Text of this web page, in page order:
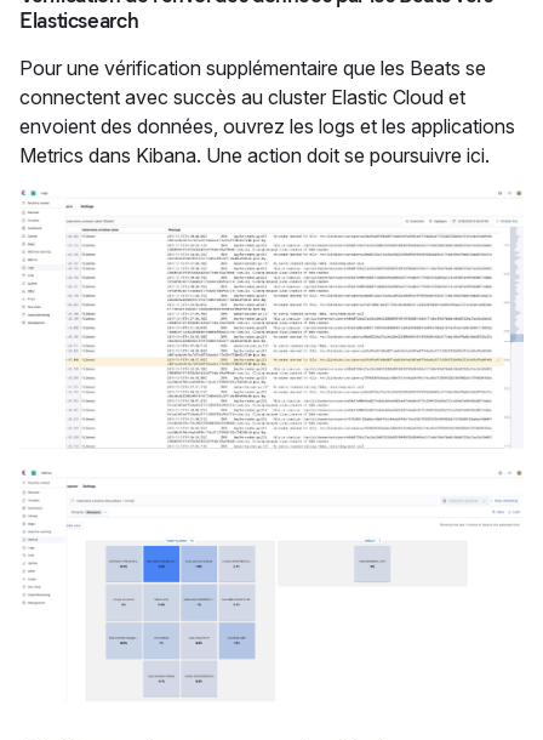
Elasticsearch
Pour une vérification supplémentaire que les Beats se
connectent avec succès au cluster Elastic Cloud et
envoient des données, ouvrez les logs et les applications
Metrics dans Kibana. Une action doit se poursuivre ici.